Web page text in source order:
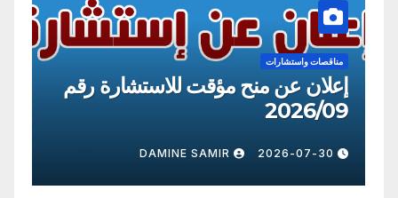
مناقصات واستشارات
إعلان عن منح مؤقت للاستشارة
2026/09
2026-07-30
DAMINE SAMIR
رقم